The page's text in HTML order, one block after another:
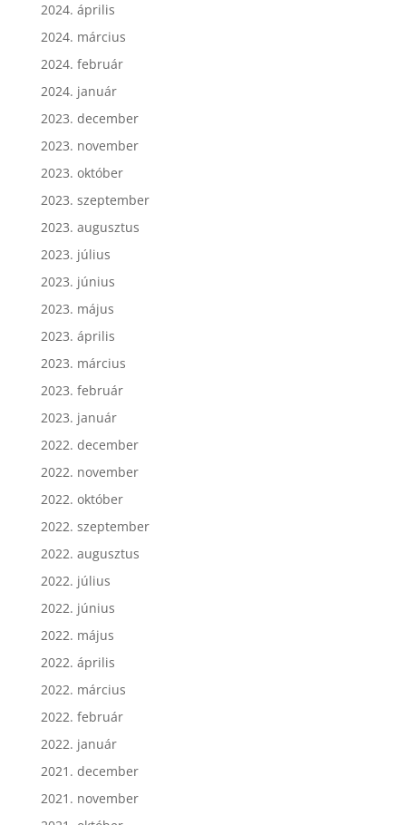
2024. április
2024. március
2024. február
2024. január
2023. december
2023. november
2023. október
2023. szeptember
2023. augusztus
2023. július
2023. június
2023. május
2023. április
2023. március
2023. február
2023. január
2022. december
2022. november
2022. október
2022. szeptember
2022. augusztus
2022. július
2022. június
2022. május
2022. április
2022. március
2022. február
2022. január
2021. december
2021. november